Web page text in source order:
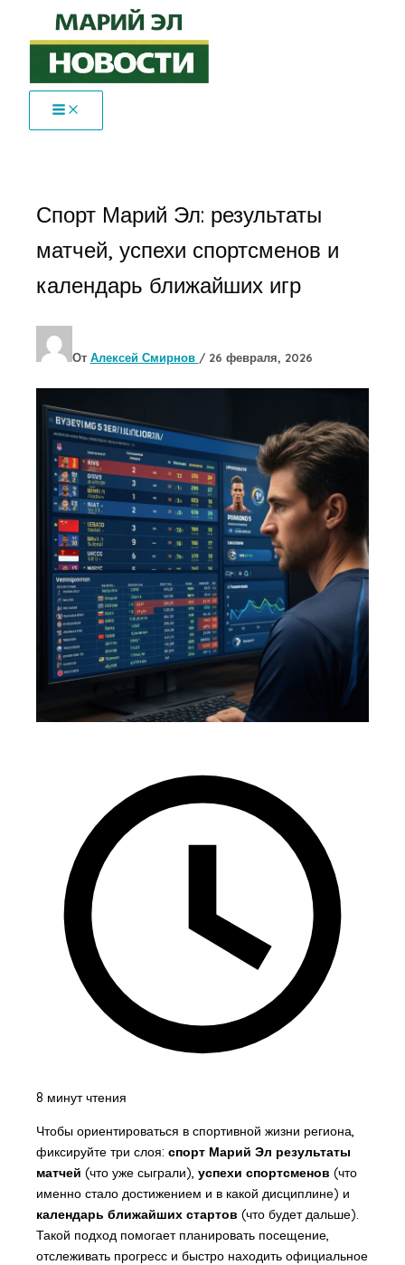
Перейти
содержимому
Спорт Марий Эл: результаты
матчей, успехи спортсменов и
календарь ближайших игр
От Алексей Смирнов / 26 февраля, 2026
8 минут чтения
Чтобы ориентироваться в спортивной жизни региона,
фиксируйте три слоя: спорт Марий Эл результаты
матчей (что уже сыграли), успехи спортсменов (что
именно стало достижением и в какой дисциплине) и
календарь ближайших стартов (что будет дальше).
Такой подход помогает планировать посещение,
отслеживать прогресс и быстро находить официальное